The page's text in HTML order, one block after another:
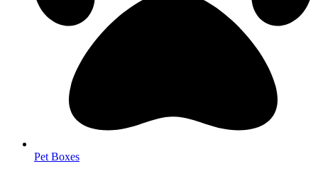
Pet Boxes